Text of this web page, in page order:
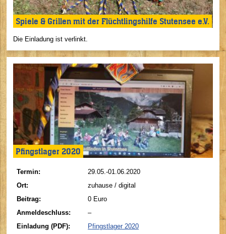
Spiele & Grillen mit der Flüchtlingshilfe Stutensee e.V.
Die Einladung ist verlinkt.
Pfingstlager 2020
Termin:
29.05.-01.06.2020
Ort:
zuhause / digital
Beitrag:
0 Euro
Anmeldeschluss:
–
Einladung (PDF):
Pfingstlager 2020